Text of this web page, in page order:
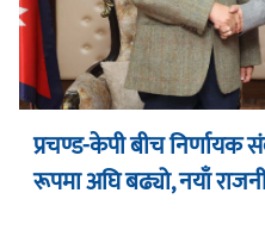
प्रचण्ड-केपी बीच निर्णायक
रूपमा अघि बढ्यो, नयाँ